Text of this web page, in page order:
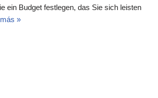
ein Budget festlegen, das Sie sich leisten
»